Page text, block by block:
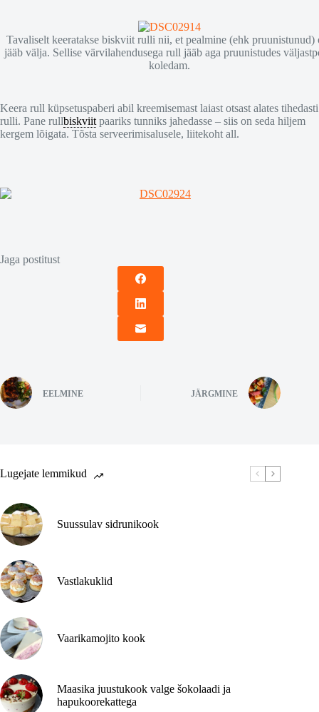
Tavaliselt keeratakse biskviit rulli nii, et pealmine (ehk pruunistunud)
jääb välja. Sellise värvilahendusega rull jääb aga pruunistudes
koledam.
Keera rull küpsetuspaberi abil kreemisemast laiast otsast alates tihedasti
rulli. Pane rullbiskviit paariks tunniks jahedasse – siis on seda hiljem
kergem lõigata. Tõsta serveerimisalusele, liitekoht all.
Jaga postitust
EELMINE JÄRGMINE
Lugejate lemmikud
Suussulav sidrunikook
Vastlakuklid
Vaarikamojito kook
Maasika juustukook valge šokolaadi ja
hapukoorekattega